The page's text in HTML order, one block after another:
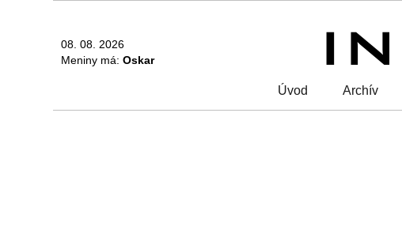
08. 08. 2026
Meniny má: Oskar
Úvod Archív